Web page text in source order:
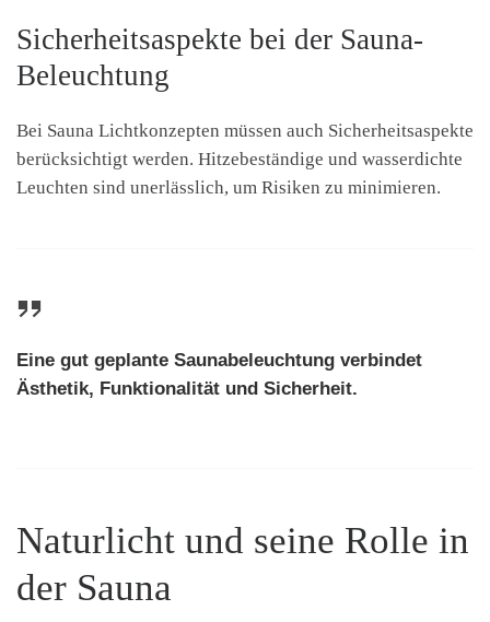
Sicherheitsaspekte bei der Sauna-
Beleuchtung
Bei Sauna Lichtkonzepten müssen auch Sicherheitsaspekte
berücksichtigt werden. Hitzebeständige und wasserdichte
Leuchten sind unerlässlich, um Risiken zu minimieren.
Eine gut geplante Saunabeleuchtung verbindet
Ästhetik, Funktionalität und Sicherheit.
Naturlicht und seine Rolle in
der Sauna